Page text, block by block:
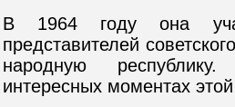
В 1964 году она
представителей
народную
интересных моментах